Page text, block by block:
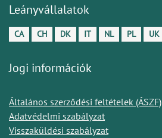
Leányvállalatok
CA CH DK IT NL PL UK
Jogi információk
Általános szerződési feltételek (ÁSZF)
Adatvédelmi szabályzat
Visszaküldési szabályzat